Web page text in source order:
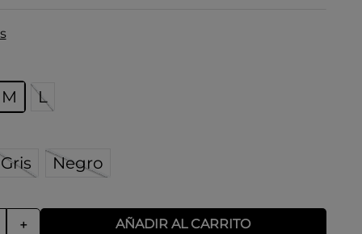
M L
Gris Negro
＋ AÑADIR AL CARRITO